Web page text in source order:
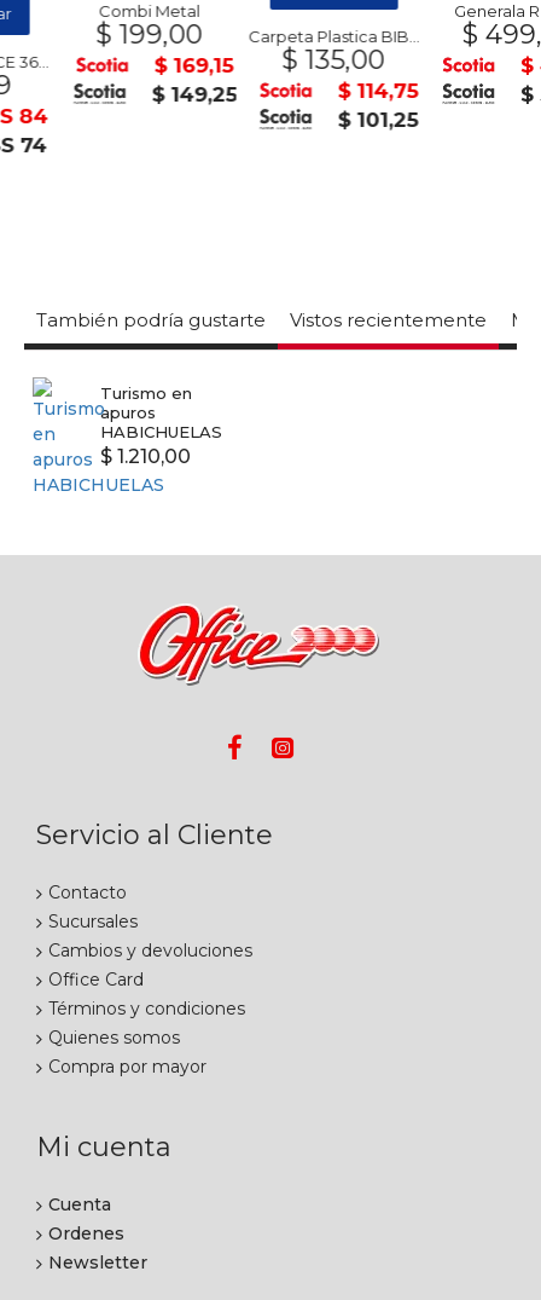
365 Personal anual
Combi Metal
$ 199,00
$ 169,15
$ 149,25
Carpeta Plastica BIBLOS
$ 135,00
$ 114,75
$ 101,25
Generala
$ 499,00
$
$
También podría gustarte Vistos recientemente
Turismo en
apuros
HABICHUELAS
$ 1.210,00
Servicio al Cliente
Contacto
Sucursales
Cambios y devoluciones
Office Card
Términos y condiciones
Quienes somos
Compra por mayor
Mi cuenta
Cuenta
Ordenes
Newsletter